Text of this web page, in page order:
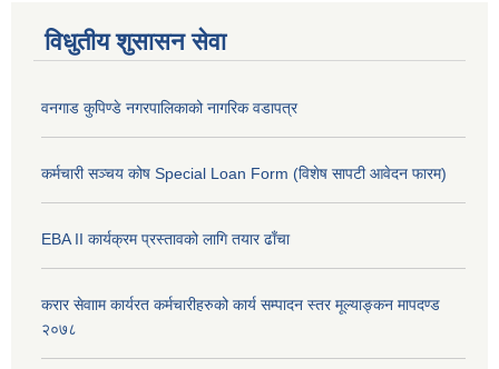
विधुतीय शुसासन सेवा
वनगाड कुपिण्डे नगरपालिकाको नागरिक वडापत्र
कर्मचारी सञ्चय कोष Special Loan Form (विशेष सापटी आवेदन फारम)
EBA II कार्यक्रम प्रस्तावको लागि तयार ढाँचा
करार सेवााम कार्यरत कर्मचारीहरुको कार्य सम्पादन स्तर मूल्याङ्कन मापदण्ड
२०७८